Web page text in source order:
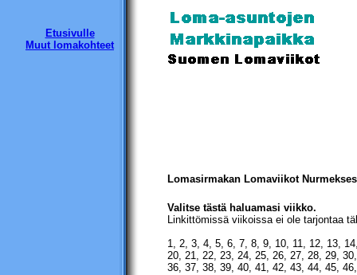
Etusivulle
Muut lomakohteet
Lomasirmakan Lomaviikot
Valitse tästä haluamasi viikko.
Linkittömissä viikoissa ei ole tarjontaa
1, 2, 3, 4, 5, 6, 7, 8, 9, 10, 11, 12, 13,
20, 21, 22, 23, 24, 25, 26, 27, 28, 29,
36, 37, 38, 39, 40, 41, 42, 43, 44, 45,